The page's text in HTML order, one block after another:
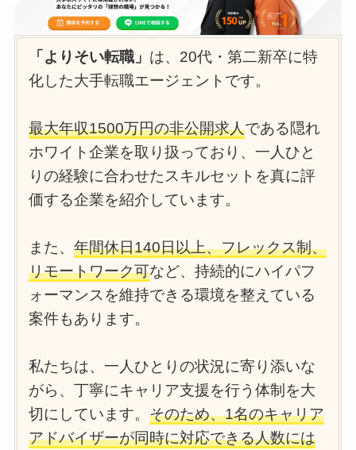
「よりそい転職」 は、20代・第二新卒に特
化した大手転職エージェントです。
最大年収1500万円の非公開求人である隠れ
ホワイト企業を取り扱っており、一人ひと
りの経験に合わせたスキルセットを真に評
価する企業を紹介しています。
また、年間休日140日以上、フレックス制、
リモートワーク可など、持続的にハイパフ
ォーマンスを維持できる環境を整えている
案件もあります。
私たちは、一人ひとりの状況に寄り添いな
がら、丁寧にキャリア支援を行う体制を大
切にしています。そのため、1名のキャリア
アドバイザーが同時に対応できる人数には